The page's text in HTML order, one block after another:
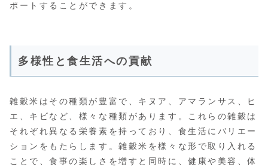
ポートすることができます。
多様性と食生活への貢献
雑穀米はその種類が豊富で、キヌア、アマランサス、ヒ
エ、キビなど、様々な種類があります。これらの雑穀は
それぞれ異なる栄養素を持っており、食生活にバリエー
ションをもたらします。雑穀米を様々な形で取り入れる
ことで、食事の楽しさを増すと同時に、健康や美容、体